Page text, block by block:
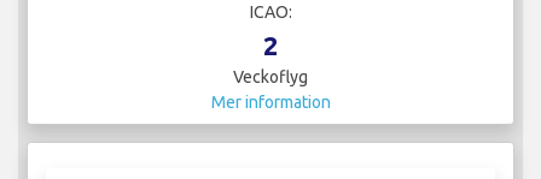
ICAO:
2
Veckoflyg
Mer information